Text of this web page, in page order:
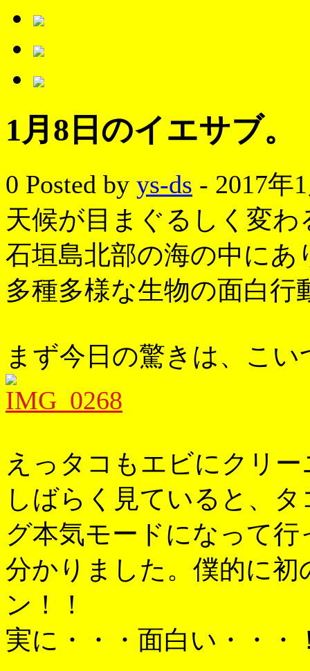
1月8日のイエサブ。
0 Posted by ys-ds - 2017年
天候が目まぐるしく変
石垣島北部の海の中にあ
多種多様な生物の面白行
まず今日の驚きは、こい
えっタコもエビにクリ
しばらく見ていると、
グ本気モードになって
分かりました。僕的に
ン！！
実に・・・面白い・・・